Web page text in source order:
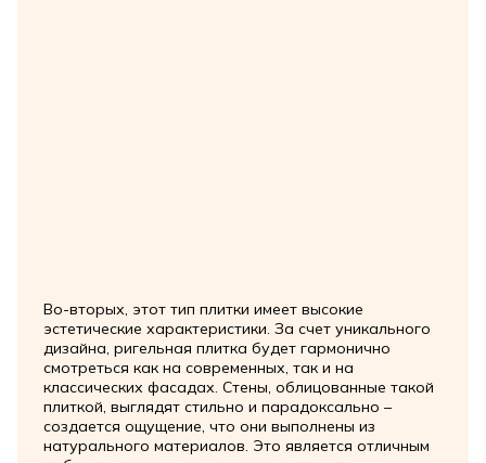
Во-вторых, этот тип плитки имеет высокие
эстетические характеристики. За счет уникального
дизайна, ригельная плитка будет гармонично
смотреться как на современных, так и на
классических фасадах. Стены, облицованные такой
плиткой, выглядят стильно и парадоксально –
создается ощущение, что они выполнены из
натурального материалов. Это является отличным